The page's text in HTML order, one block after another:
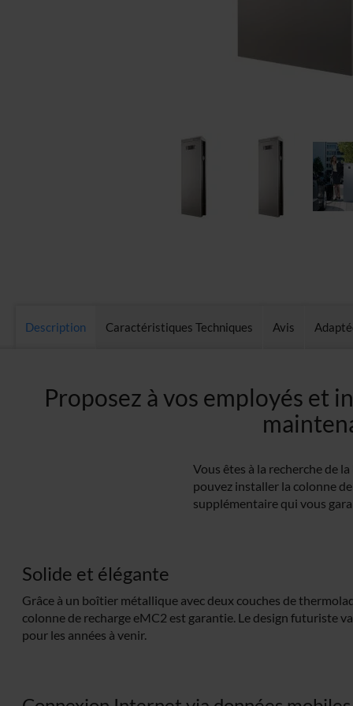
images
Description
Proposez à vos employés et
Vous êtes à la recherche de
pouvez installer la colonne
supplémentaire qui vous
Solide et élégante
Grâce à un boîtier métallique avec deux couches de
colonne de recharge eMC2 est garantie. Le design futuriste
pour les années à venir.
Caractéristiques Techniques Avis